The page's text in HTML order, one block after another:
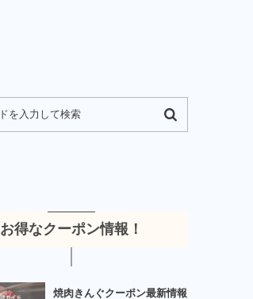
お得なクーポン情報！
焼肉きんぐクーポン最新情報